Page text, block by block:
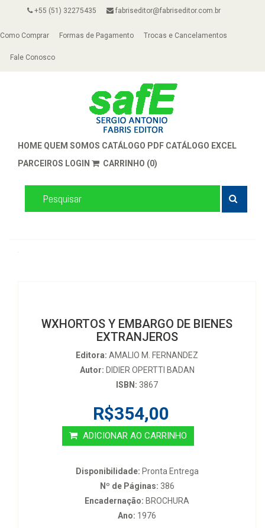
+55 (51) 32275435 fabriseditor@fabriseditor.com.br
Como Comprar Formas de Pagamento Trocas e Cancelamentos
Fale Conosco
HOME QUEM SOMOS CATÁLOGO PDF CATÁLOGO EXCEL
PARCEIROS LOGIN CARRINHO (0)
WXHORTOS Y EMBARGO DE BIENES
EXTRANJEROS
Editora: AMALIO M. FERNANDEZ
Autor: DIDIER OPERTTI BADAN
ISBN: 3867
R$354,00
ADICIONAR AO CARRINHO
Disponibilidade: Pronta Entrega
Nº de Páginas: 386
Encadernação: BROCHURA
Ano: 1976